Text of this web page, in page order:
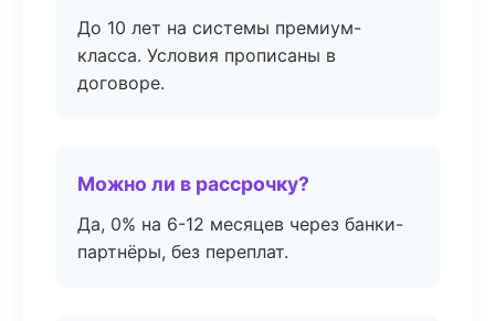
До 10 лет на системы премиум-
класса. Условия прописаны в
договоре.
Можно ли в рассрочку?
Да, 0% на 6-12 месяцев через банки-
партнёры, без переплат.